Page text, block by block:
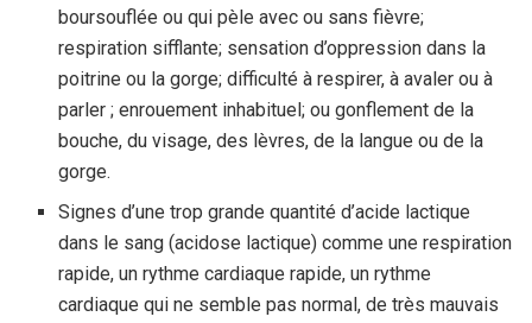
boursouflée ou qui pèle avec ou sans fièvre;
respiration sifflante; sensation d’oppression dans la
poitrine ou la gorge; difficulté à respirer, à avaler ou à
parler ; enrouement inhabituel; ou gonflement de la
bouche, du visage, des lèvres, de la langue ou de la
gorge.
Signes d’une trop grande quantité d’acide lactique
dans le sang (acidose lactique) comme une respiration
rapide, un rythme cardiaque rapide, un rythme
cardiaque qui ne semble pas normal, de très mauvais